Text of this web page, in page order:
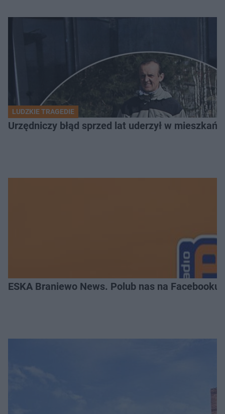
LUDZKIE TRAGEDIE
Urzędniczy błąd sprzed lat uderzył w
ESKA Braniewo News. Polub nas na Facebooku!